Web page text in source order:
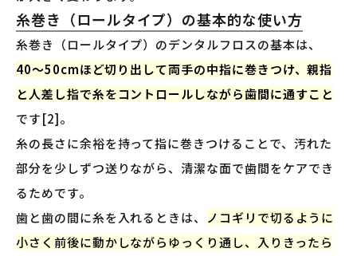
糸巻き（ロールタイプ）の基本的な使い方
糸巻き（ロールタイプ）のデンタルフロスの基本は、
40〜50cmほど切り出して両手の中指に巻きつけ、親指
と人差し指で糸をコントロールしながら歯間に通すこと
です[2]。
糸の長さに余裕を持って指に巻きつけることで、汚れた
部分を少しずつ送りながら、清潔な面で歯間をケアでき
るためです。
歯と歯の間に糸を入れるときは、 ノコギリで切るように
小さく前後に動かしながらゆっくり通し、入りきったら